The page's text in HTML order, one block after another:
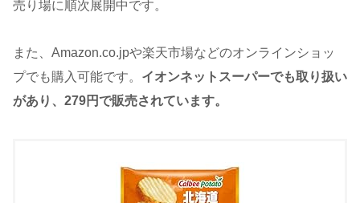
売り場に順次展開中です。
また、Amazon.co.jpや楽天市場などのオンラインショッ
プでも購入可能です。 イオンネットスーパーでも取り扱い
があり、279円で販売されています。